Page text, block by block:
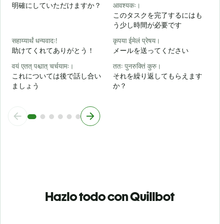
明確にしていただけますか？
आवश्यकः।
このタスクを完了するにはも
う少し時間が必要です
सहाय्यार्थं धन्यवादः!
助けてくれてありがとう！
कृपया ईमेलं प्रेषय।
メールを送ってください
वयं एतत् पश्चात् चर्चयामः।
これについては後で話し合い
ましょう
ततः पुनरुक्तिं कुरु।
それを繰り返してもらえます
か？
Hazlo todo con Quillbot